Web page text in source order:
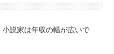
説家は年収の幅が広いで